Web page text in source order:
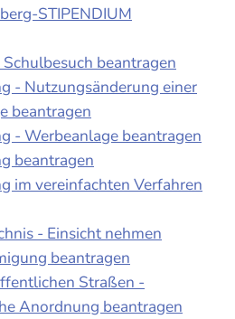
STIPENDIUM
beantragen
- Nutzungsänderung einer
beantragen
- Werbeanlage beantragen
beantragen
im vereinfachten Verfahren
- Einsicht nehmen
beantragen
Straßen -
Anordnung beantragen